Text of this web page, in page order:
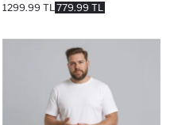
779.99 TL
1299.99 TL